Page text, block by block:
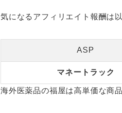
気になるアフィリエイト報酬は
ASP
マネートラック
海外医薬品の福屋は高単価な商